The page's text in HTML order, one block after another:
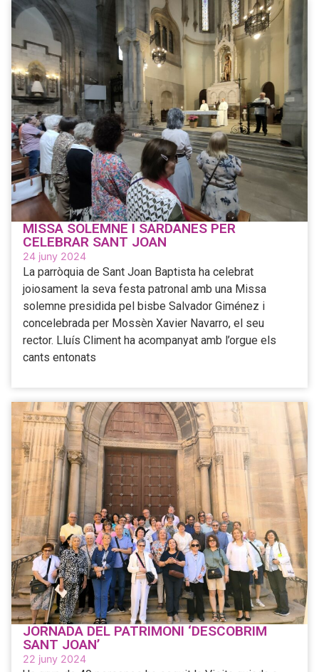
MISSA SOLEMNE I SARDANES PER
CELEBRAR SANT JOAN
24 juny 2024
La parròquia de Sant Joan Baptista ha celebrat
joiosament la seva festa patronal amb una Missa
solemne presidida pel bisbe Salvador Giménez i
concelebrada per Mossèn Xavier Navarro, el seu
rector. Lluís Climent ha acompanyat amb l’orgue els
cants entonats
JORNADA DEL PATRIMONI ‘DESCOBRIM
SANT JOAN’
22 juny 2024